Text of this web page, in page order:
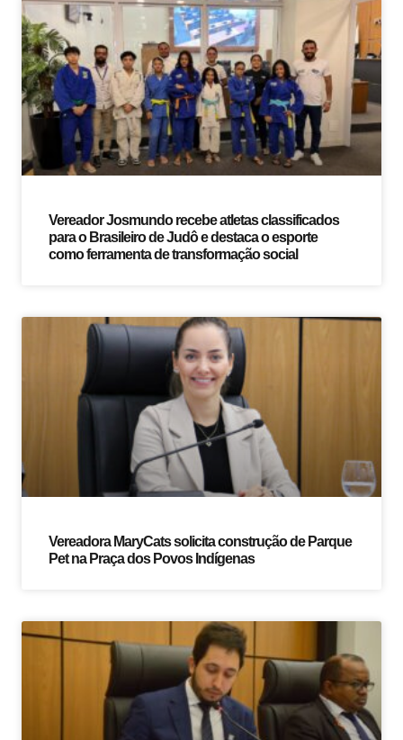
Vereador Josmundo recebe atletas classificados
para o Brasileiro de Judô e destaca o esporte
como ferramenta de transformação social
Vereadora MaryCats solicita construção de Parque
Pet na Praça dos Povos Indígenas